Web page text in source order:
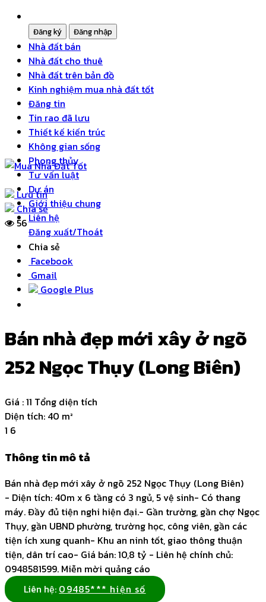
Nhà đất bán
Nhà đất cho thuê
Nhà đất trên bản đồ
Kinh nghiệm mua nhà đất tốt
Đăng tin
Tin rao đã lưu
Thiết kế kiến trúc
Không gian sống
Phong thủy
Tư vấn luật
Dự án
Giới thiệu chung
Liên hệ
Đăng xuất/Thoát
Lưu tin
Chia sẻ
56
Chia sẻ
Facebook
Gmail
Google Plus
Bán nhà đẹp mới xây ở ngõ
252 Ngọc Thụy (Long Biên)
Giá :11 Tổng diện tích
Diện tích: 40 m²
1 6
Thông tin mô tả
Bán nhà đẹp mới xây ở ngõ 252 Ngọc Thụy (Long Biên)
- Diện tích: 40m x 6 tầng có 3 ngủ, 5 vệ sinh- Có thang
máy. Đầy đủ tiện nghi hiện đại.- Gần trường, gần chợ Ngọc
Thụy, gần UBND phường, trường học, công viên, gần các
tiện ích xung quanh- Khu an ninh tốt, giao thông thuận
tiện, dân trí cao- Giá bán: 10,8 tỷ - Liên hệ chính chủ:
0948581599. Miễn mời quảng cáo
Liên hệ: 09485*** hiện số